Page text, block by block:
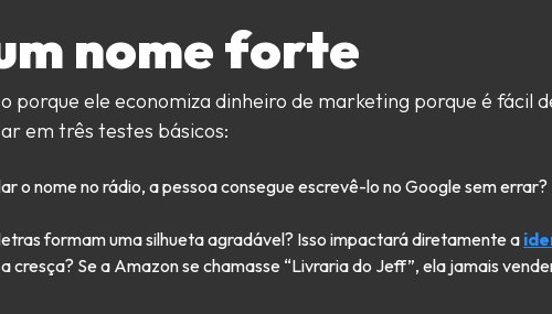
apenas esquentando o lugar para outra pessoa. O registro é a única
o nome.nome forte
porque ele economiza dinheiro de marketing porque é fácil
em três testes básicos:
o nome no rádio, a pessoa consegue escrevê-lo no Google sem
formam uma silhueta agradável? Isso impactará diretamente a
cresça? Se a Amazon se chamasse “Livraria do Jeff”, ela jamais